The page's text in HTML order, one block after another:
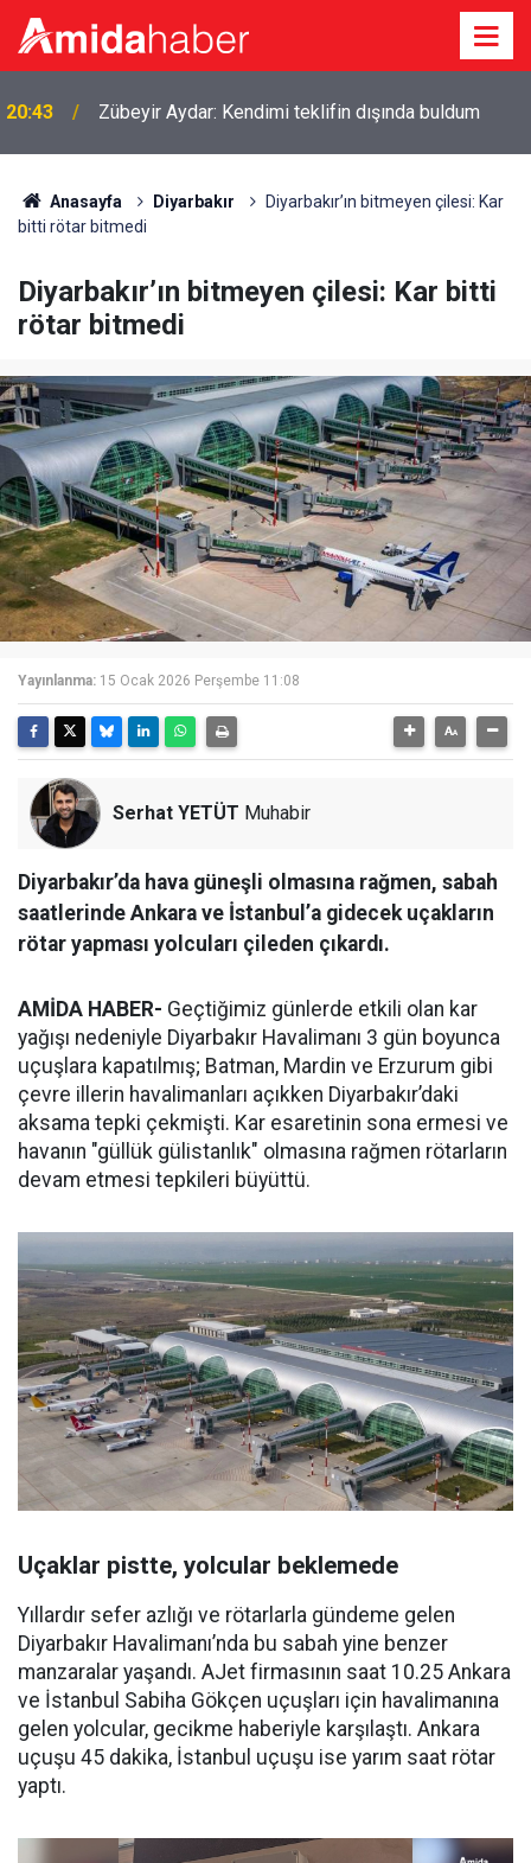
20:43 Zübeyir Aydar: Kendimi teklifin dışında buldum
20:06 Adıyaman'da orman yangını
Anasayfa Diyarbakır
Diyarbakır’ın bitmeyen çilesi: Kar
bitti rötar bitmedi
Diyarbakır’ın bitmeyen çilesi: Kar bitti
rötar bitmedi
Yayınlanma: 15 Ocak 2026 Perşembe 11:08
Serhat YETÜT Muhabir
Diyarbakır’da hava güneşli olmasına rağmen, sabah
saatlerinde Ankara ve İstanbul’a gidecek uçakların
rötar yapması yolcuları çileden çıkardı.
AMİDA HABER- Geçtiğimiz günlerde etkili olan kar
yağışı nedeniyle Diyarbakır Havalimanı 3 gün boyunca
uçuşlara kapatılmış; Batman, Mardin ve Erzurum gibi
çevre illerin havalimanları açıkken Diyarbakır’daki
aksama tepki çekmişti. Kar esaretinin sona ermesi ve
havanın "güllük gülistanlık" olmasına rağmen rötarların
devam etmesi tepkileri büyüttü.
Uçaklar pistte, yolcular beklemede
Yıllardır sefer azlığı ve rötarlarla gündeme gelen
Diyarbakır Havalimanı’nda bu sabah yine benzer
manzaralar yaşandı. AJet firmasının saat 10.25 Ankara
ve İstanbul Sabiha Gökçen uçuşları için havalimanına
gelen yolcular, gecikme haberiyle karşılaştı. Ankara
uçuşu 45 dakika, İstanbul uçuşu ise yarım saat rötar
yaptı.